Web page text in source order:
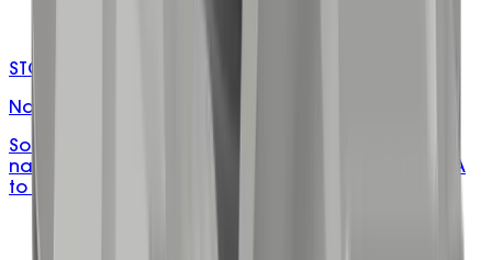
STC-MXX/XXA
Natural Strip Connectors
Solid brass, 12-pole/2-way strip connectors in
natural, rated to 380V and 90°C, available from 3A
to 60A.